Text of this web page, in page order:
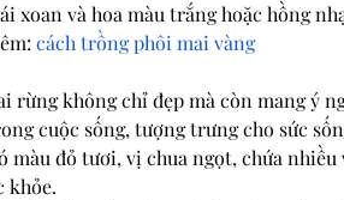
xoan và hoa màu trắng hoặc hồng
cách trồng phôi mai vàng
rừng không chỉ đẹp mà còn mang ý
cuộc sống, tượng trưng cho sức
màu đỏ tươi, vị chua ngọt, chứa
khỏe.